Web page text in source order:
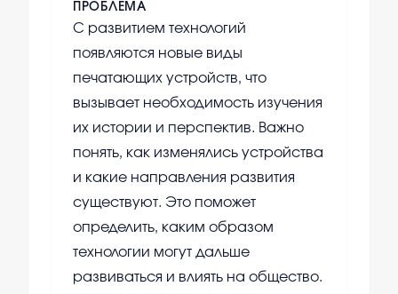
ПРОБЛЕМА
С развитием технологий
появляются новые виды
печатающих устройств, что
вызывает необходимость изучения
их истории и перспектив. Важно
понять, как изменялись устройства
и какие направления развития
существуют. Это поможет
определить, каким образом
технологии могут дальше
развиваться и влиять на общество.